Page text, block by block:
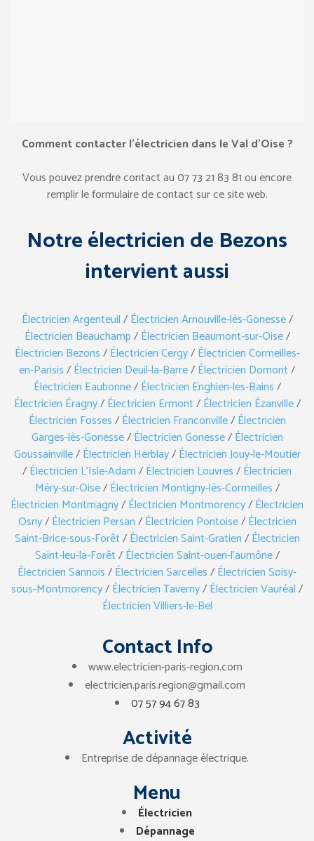
Comment contacter l’électricien dans le Val d’Oise ?
Vous pouvez prendre contact au ‎07 73 21 83 81 ou encore
remplir le formulaire de contact sur ce site web.
Notre électricien de Bezons
intervient aussi
Électricien Argenteuil/Électricien Arnouville-lès-Gonesse/
Électricien Beauchamp/Électricien Beaumont-sur-Oise/
Électricien Bezons/Électricien Cergy/Électricien Cormeilles-
en-Parisis/Électricien Deuil-la-Barre/Électricien Domont/
Électricien Eaubonne/Électricien Enghien-les-Bains/
Électricien Éragny/Électricien Ermont/Électricien Ézanville/
Électricien Fosses/Électricien Franconville/Électricien
Garges-lès-Gonesse/Électricien Gonesse/Électricien
Goussainville/Électricien Herblay/Électricien Jouy-le-Moutier
/Électricien L’Isle-Adam/Électricien Louvres/Électricien
Méry-sur-Oise/Électricien Montigny-lès-Cormeilles/
Électricien Montmagny/Électricien Montmorency/Électricien
Osny/Électricien Persan/Électricien Pontoise/Électricien
Saint-Brice-sous-Forêt/Électricien Saint-Gratien/Électricien
Saint-leu-la-Forêt/Électricien Saint-ouen-l’aumône/
Électricien Sannois/Électricien Sarcelles/Électricien Soisy-
sous-Montmorency/Électricien Taverny/Électricien Vauréal/
Électricien Villiers-le-Bel
Contact Info
www.electricien-paris-region.com
electricien.paris.region@gmail.com
07 57 94 67 83
Activité
Entreprise de dépannage électrique.
Menu
Électricien
Dépannage